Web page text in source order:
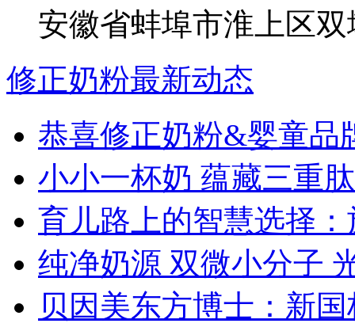
安徽省蚌埠市淮上区双
修正奶粉最新动态
恭喜修正奶粉&婴童品
小小一杯奶 蕴藏三重
育儿路上的智慧选择
纯净奶源 双微小分子
贝因美东方博士：新